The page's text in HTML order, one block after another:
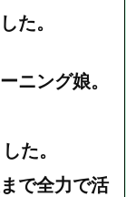
た。
ニング娘。
た。
で全力で活